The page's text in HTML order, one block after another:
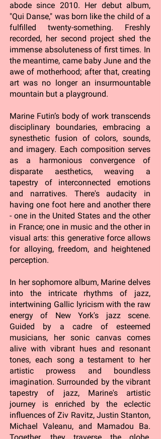
abode since 2010. Her debut album,
"Qui Danse," was born like the child of a
fulfilled twenty-something. Freshly
recorded, her second project shed the
immense absoluteness of first times. In
the meantime, came baby June and the
awe of motherhood; after that, creating
art was no longer an insurmountable
mountain but a playground.
Marine Futin’s body of work transcends
disciplinary boundaries, embracing a
synesthetic fusion of colors, sounds,
and imagery. Each composition serves
as a harmonious convergence of
disparate aesthetics, weaving a
tapestry of interconnected emotions
and narratives. There's audacity in
having one foot here and another there
- one in the United States and the other
in France; one in music and the other in
visual arts: this generative force allows
for alloying, freedom, and heightened
perception.
In her sophomore album, Marine delves
into the intricate rhythms of jazz,
intertwining Gallic lyricism with the raw
energy of New York's jazz scene.
Guided by a cadre of esteemed
musicians, her sonic canvas comes
alive with vibrant hues and resonant
tones, each song a testament to her
artistic prowess and boundless
imagination. Surrounded by the vibrant
tapestry of jazz, Marine's artistic
journey is enriched by the eclectic
influences of Ziv Ravitz, Justin Stanton,
Michael Valeanu, and Mamadou Ba.